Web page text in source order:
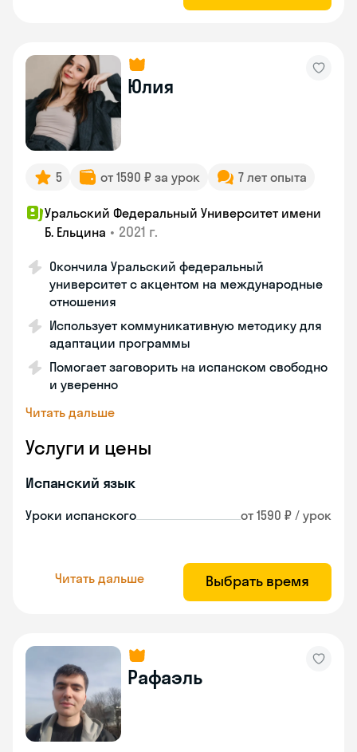
Юлия
5 от 1590 ₽ за урок 7 лет опыта
Уральский Федеральный Университет имени
Б. Ельцина • 2021 г.
Окончила Уральский федеральный
университет с акцентом на международные
отношения
Использует коммуникативную методику для
адаптации программы
Помогает заговорить на испанском свободно
и уверенно
Читать дальше
Услуги и цены
Испанский язык
Уроки испанского от 1590 ₽ / урок
Читать дальше Выбрать время
Рафаэль